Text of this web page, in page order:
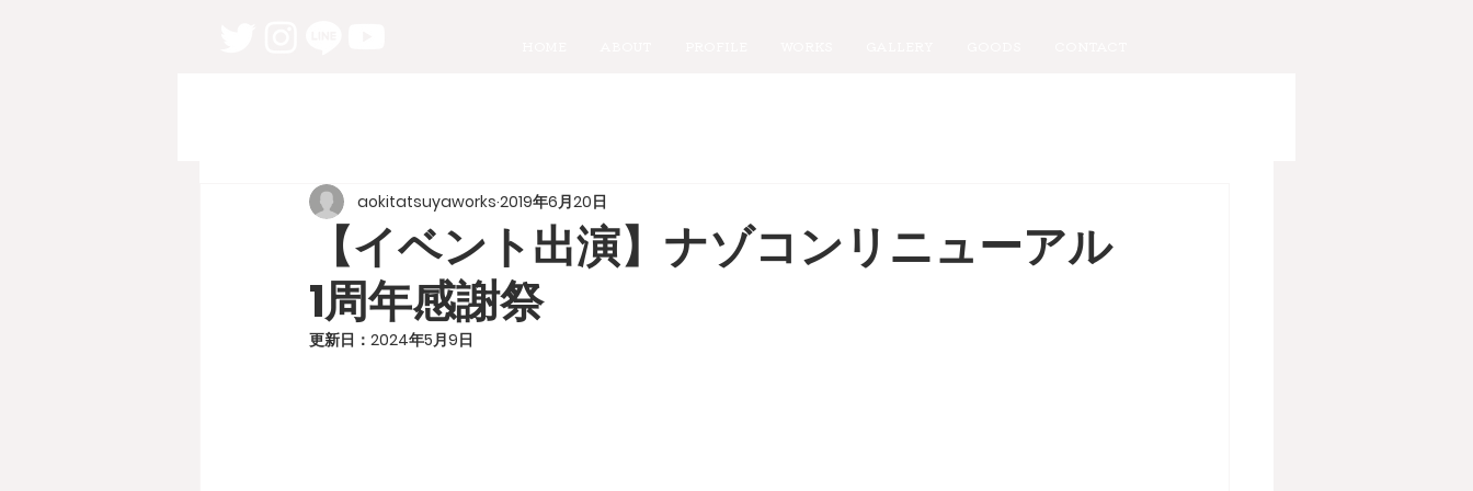
【イベント出演】ナゾコンリニューアル
1周年感謝祭
aokitatsuyaworks 2019年6月20日
更新日： 2024年5月9日